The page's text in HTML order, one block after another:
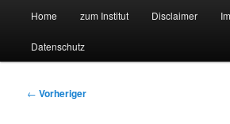
Suchmaschine
Technologie
Zum
primären
Zum
sekundären
Home zum Institut Disclaimer
Datenschutz
Beitragsnavigation
← Vorheriger